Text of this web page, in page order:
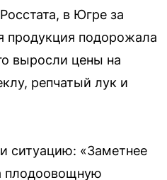
в Югре за
продукция подорожала
выросли цены на
репчатый лук и
ситуацию: «Заметнее
плодоовощную